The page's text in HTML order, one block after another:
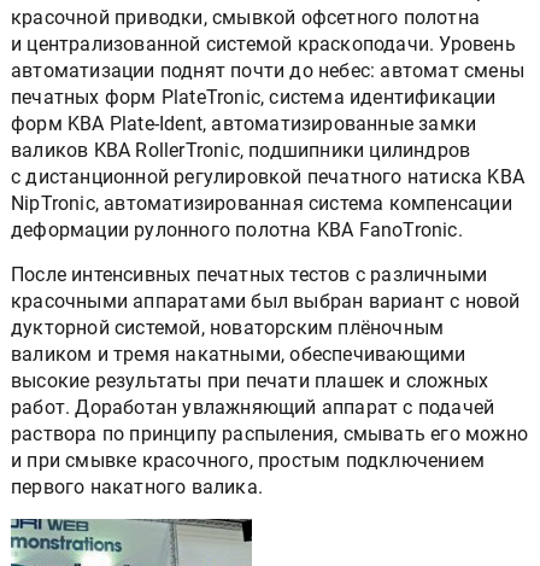
красочной приводки, смывкой офсетного полотна
и централизованной системой краскоподачи. Уровень
автоматизации поднят почти до небес: автомат смены
печатных форм PlateTronic, система идентификации
форм KBA Plate-Ident, автоматизированные замки
валиков KBA RollerTronic, подшипники цилиндров
с дистанционной регулировкой печатного натиска KBA
NipTronic, автоматизированная система компенсации
деформации рулонного полотна KBA FanoTronic.
После интенсивных печатных тестов с различными
красочными аппаратами был выбран вариант с новой
дукторной системой, новаторским плёночным
валиком и тремя накатными, обеспечивающими
высокие результаты при печати плашек и сложных
работ. Доработан увлажняющий аппарат с подачей
раствора по принципу распыления, смывать его можно
и при смывке красочного, простым подключением
первого накатного валика.